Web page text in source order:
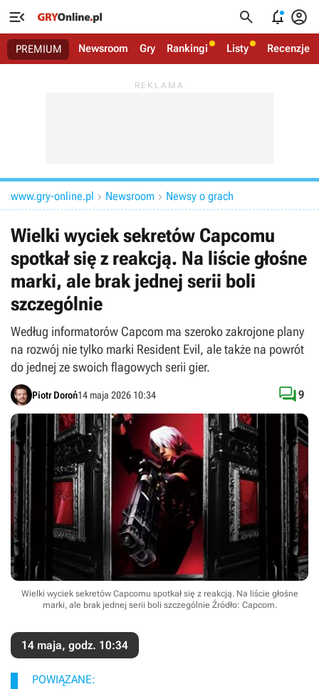
   
PREMIUM Newsroom Gry Rankingi Listy Recenzje
www.gry-online.pl  Newsroom  Newsy o grach
Wielki wyciek sekretów Capcomu
spotkał się z reakcją. Na liście głośne
marki, ale brak jednej serii boli
szczególnie
Według informatorów Capcom ma szeroko zakrojone plany
na rozwój nie tylko marki Resident Evil, ale także na powrót
do jednej ze swoich flagowych serii gier.
Piotr Doroń14 maja 2026 10:34 9
Wielki wyciek sekretów Capcomu spotkał się z reakcją. Na liście głośne
marki, ale brak jednej serii boli szczególnie Źródło: Capcom.
14 maja, godz. 10:34
POWIĄZANE: